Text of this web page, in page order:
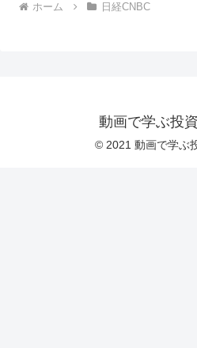
ホーム 日経CNBC
動画で学ぶ投
© 2021 動画で学ぶ